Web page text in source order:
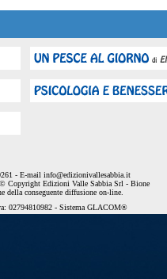
- E-mail info@edizionivallesabbia.it
Copyright Edizioni Valle Sabbia Srl - Bione
della conseguente diffusione on-line.
02794810982 - Sistema GLACOM®